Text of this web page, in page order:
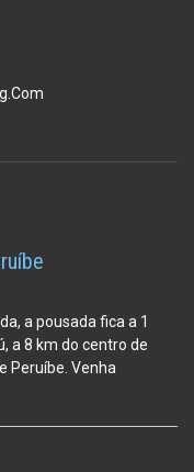
a pousada fica a 1
a 8 km do centro de
Peruíbe. Venha